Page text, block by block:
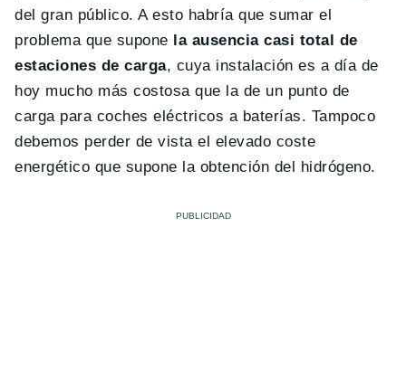
del gran público. A esto habría que sumar el
problema que supone la ausencia casi total de
estaciones de carga, cuya instalación es a día de
hoy mucho más costosa que la de un punto de
carga para coches eléctricos a baterías. Tampoco
debemos perder de vista el elevado coste
energético que supone la obtención del hidrógeno.